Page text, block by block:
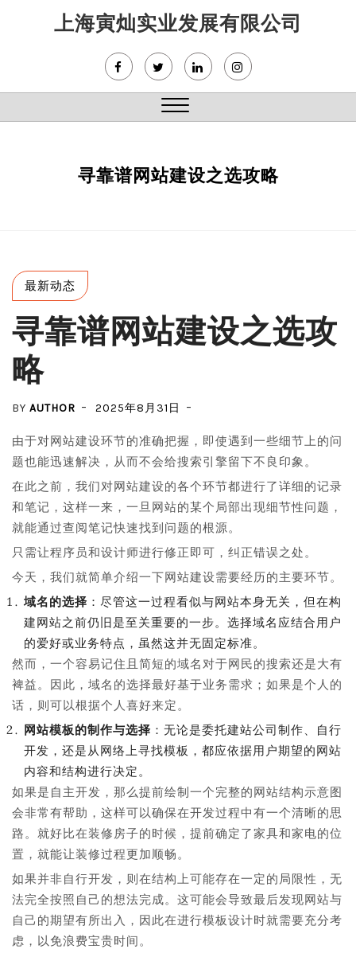
上海寅灿实业发展有限公司
Close
寻靠谱网站建设之选攻略
最新动态
寻靠谱网站建设之选攻
略
BY AUTHOR 2025年8月31日
由于对网站建设环节的准确把握，即使遇到一些细节上的问
题也能迅速解决，从而不会给搜索引擎留下不良印象。
在此之前，我们对网站建设的各个环节都进行了详细的记录
和笔记，这样一来，一旦网站的某个局部出现细节性问题，
就能通过查阅笔记快速找到问题的根源。
只需让程序员和设计师进行修正即可，纠正错误之处。
今天，我们就简单介绍一下网站建设需要经历的主要环节。
域名的选择 ：尽管这一过程看似与网站本身无关，但在构
建网站之前仍旧是至关重要的一步。选择域名应结合用户
的爱好或业务特点，虽然这并无固定标准。
然而，一个容易记住且简短的域名对于网民的搜索还是大有
裨益。因此，域名的选择最好基于业务需求；如果是个人的
话，则可以根据个人喜好来定。
网站模板的制作与选择 ：无论是委托建站公司制作、自行
开发，还是从网络上寻找模板，都应依据用户期望的网站
内容和结构进行决定。
如果是自主开发，那么提前绘制一个完整的网站结构示意图
会非常有帮助，这样可以确保在开发过程中有一个清晰的思
路。就好比在装修房子的时候，提前确定了家具和家电的位
置，就能让装修过程更加顺畅。
如果并非自行开发，则在结构上可能存在一定的局限性，无
法完全按照自己的想法完成。这可能会导致最后发现网站与
自己的期望有所出入，因此在进行模板设计时就需要充分考
虑，以免浪费宝贵时间。